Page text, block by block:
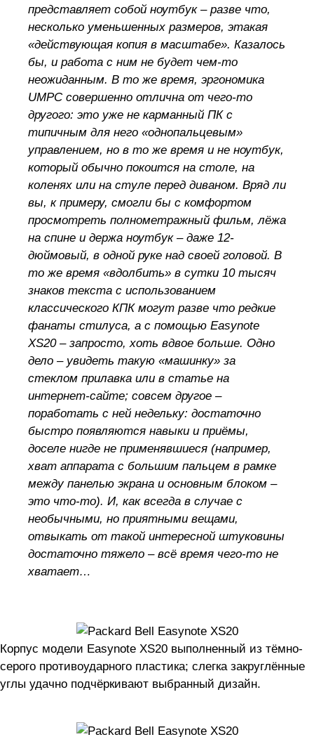
представляет собой ноутбук – разве что,
несколько уменьшенных размеров, этакая
«действующая копия в масштабе». Казалось
бы, и работа с ним не будет чем-то
неожиданным. В то же время, эргономика
UMPC совершенно отлична от чего-то
другого: это уже не карманный ПК с
типичным для него «однопальцевым»
управлением, но в то же время и не ноутбук,
который обычно покоится на столе, на
коленях или на стуле перед диваном. Вряд ли
вы, к примеру, смогли бы с комфортом
просмотреть полнометражный фильм, лёжа
на спине и держа ноутбук – даже 12-
дюймовый, в одной руке над своей головой. В
то же время «вдолбить» в сутки 10 тысяч
знаков текста с использованием
классического КПК могут разве что редкие
фанаты стилуса, а с помощью Easynote
XS20 – запросто, хоть вдвое больше. Одно
дело – увидеть такую «машинку» за
стеклом прилавка или в статье на
интернет-сайте; совсем другое –
поработать с ней недельку: достаточно
быстро появляются навыки и приёмы,
доселе нигде не применявшиеся (например,
хват аппарата с большим пальцем в рамке
между панелью экрана и основным блоком –
это что-то). И, как всегда в случае с
необычными, но приятными вещами,
отвыкать от такой интересной штуковины
достаточно тяжело – всё время чего-то не
хватает…
Корпус модели Easynote XS20 выполненный из тёмно-
серого противоударного пластика; слегка закруглённые
углы удачно подчёркивают выбранный дизайн.